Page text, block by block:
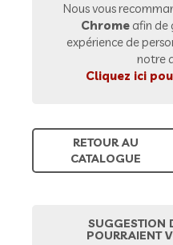
Nous vous
Chrome afin de
expérience de
notre
Cliquez ici
RETOUR AU
CATALOGUE
SUGGESTION
POURRAIENT